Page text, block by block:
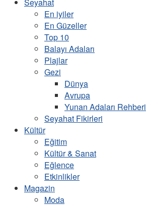
En iyiler
En Güzeller
Top 10
Balayı Adaları
Plajlar
Gezi
Dünya
Avrupa
Yunan Adaları Rehberi
Seyahat Fikirleri
Kültür
Eğitim
Kültür & Sanat
Eğlence
Etkinlikler
Magazin
Moda